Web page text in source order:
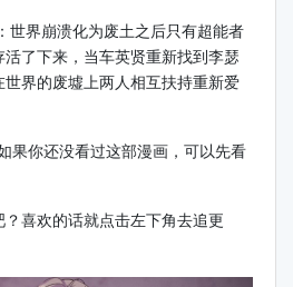
世界崩溃化为废土之后只有超能者
了下来，当车英贤重新找到李瑟
界的废墟上两人相互扶持重新爱
果你还没看过这部漫画，可以先看
喜欢的话就点击左下角去追更